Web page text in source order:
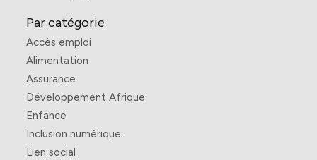
Par catégorie
Accès emploi
Alimentation
Assurance
Développement Afrique
Enfance
Inclusion numérique
Lien social